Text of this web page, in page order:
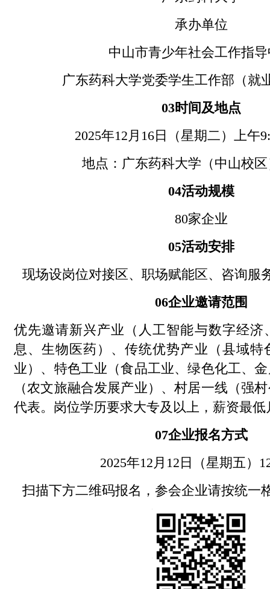
承办单位
中山市青少年社会工作指
广东药科大学党委学生工作部（就
03时间及地点
2025年12月16日（星期二）上午
地点：广东药科大学（中山校
04活动规模
80家企业
05活动安排
现场设岗位对接区、职场赋能区、咨询服
06企业邀请范围
优先邀请新兴产业（人工智能与数字经济
息、生物医药）、传统优势产业（县域特
业）、特色工业（食品工业、绿色化工、
（农文旅融合发展产业）、村居一线（强
代表。岗位学历要求大专及以上，薪资最低
07企业报名方式
2025年12月12日（星期五）
扫描下方二维码报名，参会企业请按统一